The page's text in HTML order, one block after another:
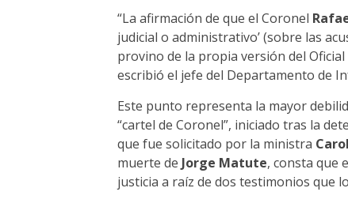
“La afirmación de que el Coronel
judicial o administrativo’ (sobre las
provino de la propia versión del
escribió el jefe del Departamento de
Este punto representa la mayor
“cartel de Coronel”, iniciado tras la
que fue solicitado por la ministra
muerte de Jorge Matute, consta que
justicia a raíz de dos testimonios que